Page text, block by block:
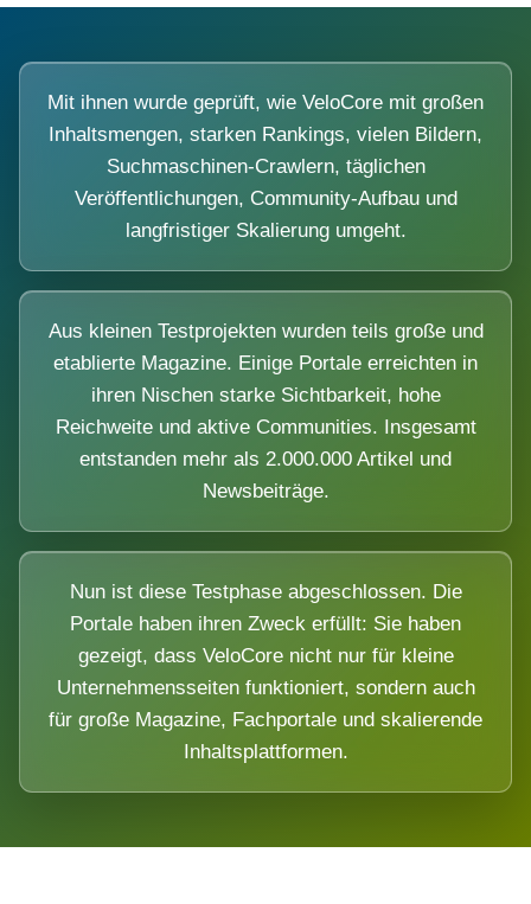
Mit ihnen wurde geprüft, wie VeloCore mit großen
Inhaltsmengen, starken Rankings, vielen Bildern,
Suchmaschinen-Crawlern, täglichen
Veröffentlichungen, Community-Aufbau und
langfristiger Skalierung umgeht.
Aus kleinen Testprojekten wurden teils große und
etablierte Magazine. Einige Portale erreichten in
ihren Nischen starke Sichtbarkeit, hohe
Reichweite und aktive Communities. Insgesamt
entstanden mehr als 2.000.000 Artikel und
Newsbeiträge.
Nun ist diese Testphase abgeschlossen. Die
Portale haben ihren Zweck erfüllt: Sie haben
gezeigt, dass VeloCore nicht nur für kleine
Unternehmensseiten funktioniert, sondern auch
für große Magazine, Fachportale und skalierende
Inhaltsplattformen.